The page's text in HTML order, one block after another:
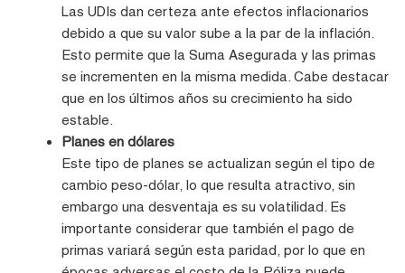
Las UDIs dan certeza ante efectos inflacionarios
debido a que su valor sube a la par de la inflación.
Esto permite que la Suma Asegurada y las primas
se incrementen en la misma medida. Cabe destacar
que en los últimos años su crecimiento ha sido
estable.
Planes en dólares
Este tipo de planes se actualizan según el tipo de
cambio peso-dólar, lo que resulta atractivo, sin
embargo una desventaja es su volatilidad. Es
importante considerar que también el pago de
primas variará según esta paridad, por lo que en